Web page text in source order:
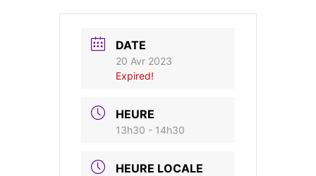
DATE
20 Avr 2023
Expired!
HEURE
13h30 - 14h30
HEURE LOCALE